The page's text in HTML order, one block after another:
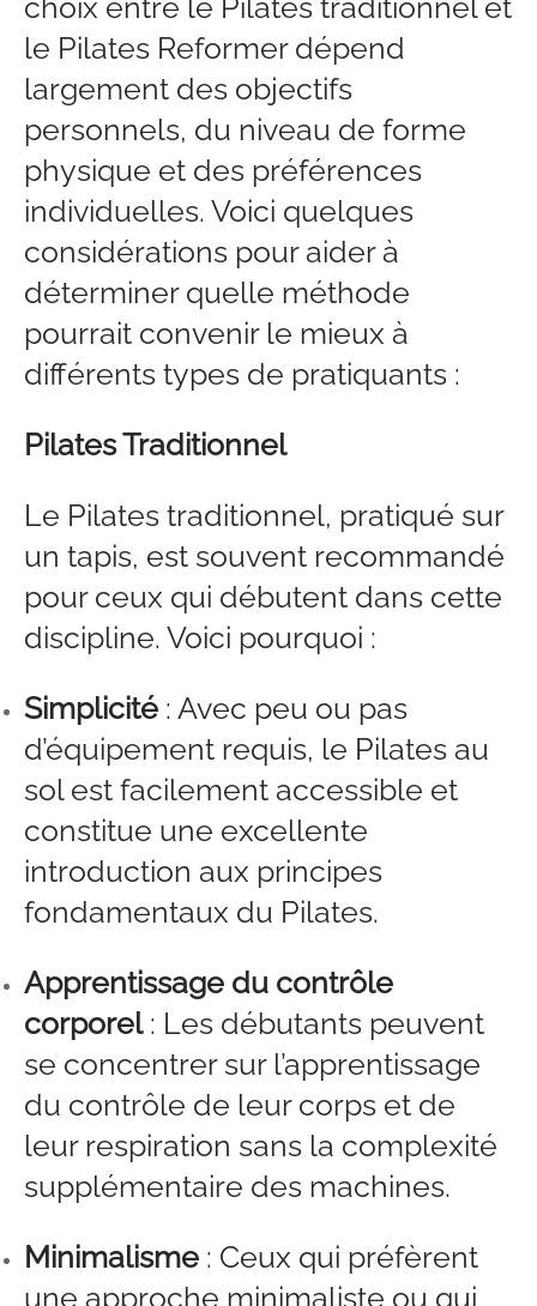
choix entre le Pilates traditionnel et
le Pilates Reformer dépend
largement des objectifs
personnels, du niveau de forme
physique et des préférences
individuelles. Voici quelques
considérations pour aider à
déterminer quelle méthode
pourrait convenir le mieux à
différents types de pratiquants :
Pilates Traditionnel
Le Pilates traditionnel, pratiqué sur
un tapis, est souvent recommandé
pour ceux qui débutent dans cette
discipline. Voici pourquoi :
Simplicité : Avec peu ou pas
d’équipement requis, le Pilates au
sol est facilement accessible et
constitue une excellente
introduction aux principes
fondamentaux du Pilates.
Apprentissage du contrôle
corporel: Les débutants peuvent
se concentrer sur l’apprentissage
du contrôle de leur corps et de
leur respiration sans la complexité
supplémentaire des machines.
Minimalisme : Ceux qui préfèrent
une approche minimaliste ou qui